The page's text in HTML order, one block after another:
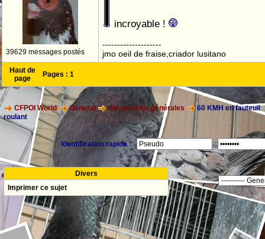
39629 messages postés
incroyable !
--------------------
jmo oeil de fraise,criador lusitano
Haut de
page
Pages : 1
CFPOI World General discussions générales
60 KMH en fauteuil
roulant
Identification rapide :
Divers
Imprimer ce sujet